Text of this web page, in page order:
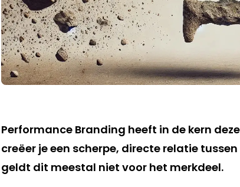
Performance Branding heeft in de kern
creëer je een scherpe, directe relatie
geldt dit meestal niet voor het merkdeel.